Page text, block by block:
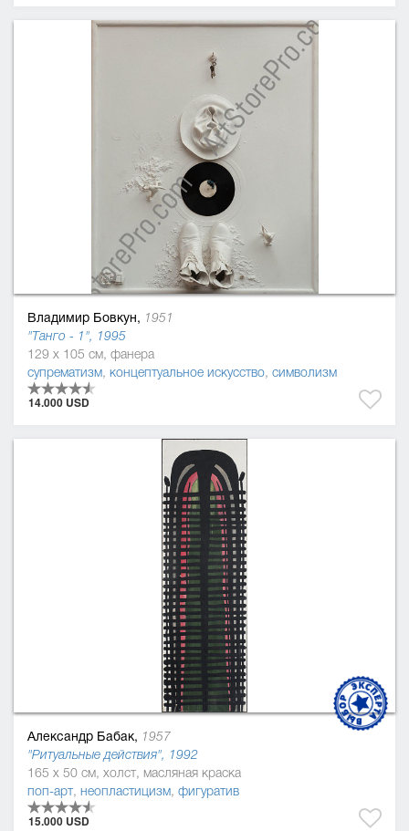
Владимир Бовкун, 1951
"Танго - 1", 1995
129 x 105 см, фанера
супрематизм, концептуальное искусство, символизм
14.000 USD
Александр Бабак, 1957
"Ритуальные действия", 1992
165 x 50 см, холст, масляная краска
поп-арт, неопластицизм, фигуратив
15.000 USD